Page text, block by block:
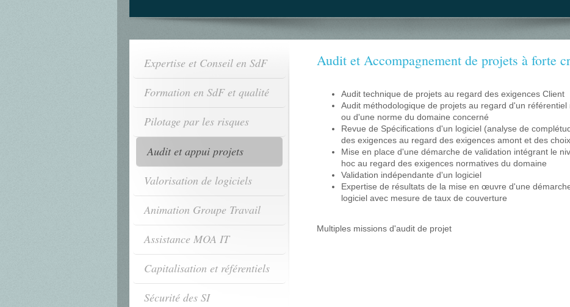
Audit et Accompagnement de projets à forte
Audit technique de projets au regard des exigences Client
Audit méthodologique de projets au regard d'un
ou d'une norme du domaine concerné
Revue de Spécifications d'un logiciel (analyse de
des exigences au regard des exigences amont et des
Mise en place d'une démarche de validation intégrant le
hoc au regard des exigences normatives du domaine
Validation indépendante d'un logiciel
Expertise de résultats de la mise en œuvre d'une
logiciel avec mesure de taux de couverture
Multiples missions d'audit de projet
Expertise et Conseil en SdF
Formation en SdF et qualité
Pilotage par les risques
Audit et appui projets
Valorisation de logiciels
Animation Groupe Travail
Assistance MOA IT
Capitalisation et référentiels
Sécurité des SI